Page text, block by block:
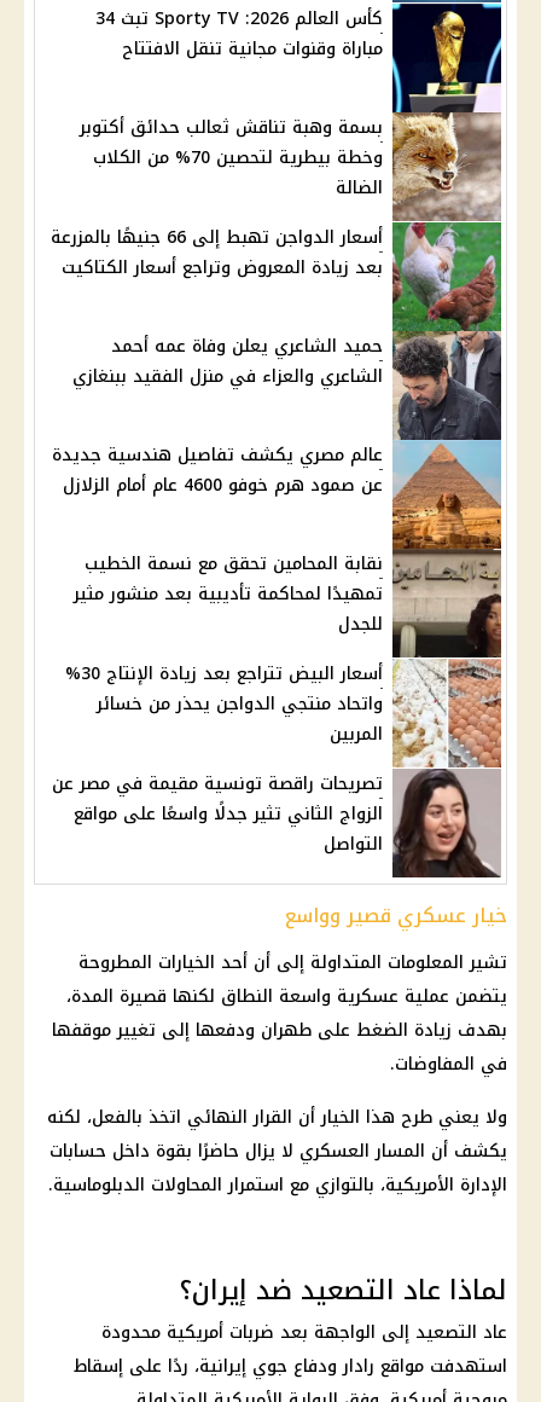
كأس العالم 2026: Sporty TV تبث 34
مباراة وقنوات مجانية تنقل الافتتاح
بسمة وهبة تناقش ثعالب حدائق أكتوبر
وخطة بيطرية لتحصين 70% من الكلاب
الضالة
أسعار الدواجن تهبط إلى 66 جنيهًا بالمزرعة
بعد زيادة المعروض وتراجع أسعار الكتاكيت
حميد الشاعري يعلن وفاة عمه أحمد
الشاعري والعزاء في منزل الفقيد ببنغازي
عالم مصري يكشف تفاصيل هندسية جديدة
عن صمود هرم خوفو 4600 عام أمام الزلازل
نقابة المحامين تحقق مع نسمة الخطيب
تمهيدًا لمحاكمة تأديبية بعد منشور مثير
للجدل
أسعار البيض تتراجع بعد زيادة الإنتاج 30%
واتحاد منتجي الدواجن يحذر من خسائر
المربين
تصريحات راقصة تونسية مقيمة في مصر عن
الزواج الثاني تثير جدلًا واسعًا على مواقع
التواصل
خيار عسكري قصير وواسع
تشير المعلومات المتداولة إلى أن أحد الخيارات المطروحة
يتضمن عملية عسكرية واسعة النطاق لكنها قصيرة المدة،
بهدف زيادة الضغط على طهران ودفعها إلى تغيير موقفها
في المفاوضات.
ولا يعني طرح هذا الخيار أن القرار النهائي اتخذ بالفعل، لكنه
يكشف أن المسار العسكري لا يزال حاضرًا بقوة داخل حسابات
الإدارة الأمريكية، بالتوازي مع استمرار المحاولات الدبلوماسية.
لماذا عاد التصعيد ضد إيران؟
عاد التصعيد إلى الواجهة بعد ضربات أمريكية محدودة
استهدفت مواقع رادار ودفاع جوي إيرانية، ردًا على إسقاط